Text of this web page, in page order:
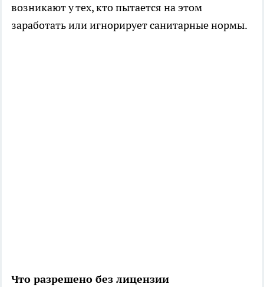
возникают у тех, кто пытается на этом
заработать или игнорирует санитарные нормы.
Что разрешено без лицензии